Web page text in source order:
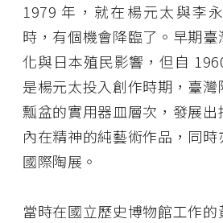
1979 年，就在楊元太與李
時，有個機會降臨了。早期
化與日本殖民影響，但自
是楊元太投入創作時期，臺
瓢盆的實用器皿層次，發展
內在精神的純藝術作品，同
國際陶展。
當時在國立歷史博物館工作